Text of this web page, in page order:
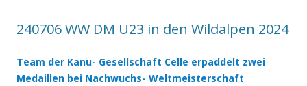
240706 WW DM U23 in den Wildalpen 2024
Team der Kanu- Gesellschaft Celle erpaddelt zwei
Medaillen bei Nachwuchs- Weltmeisterschaft